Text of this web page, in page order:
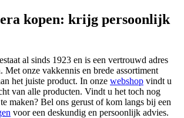
kopen: krijg persoonlijk
al sinds 1923 en is een vertrouwd adres
Met onze vakkennis en brede assortiment
het juiste product. In onze webshop vindt u
van alle producten. Vindt u het toch nog
maken? Bel ons gerust of kom langs bij een
voor een deskundig en persoonlijk advies.